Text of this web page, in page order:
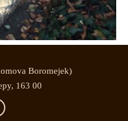
Boromejek)
163 00